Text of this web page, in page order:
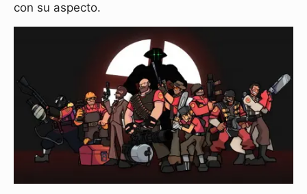
con su aspecto.